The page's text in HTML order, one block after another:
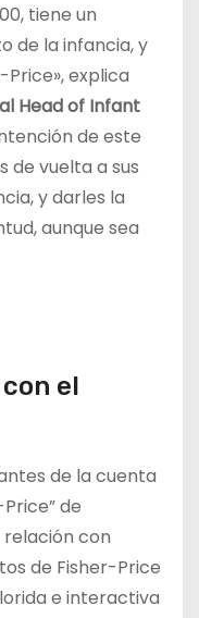
tiene un
de la infancia, y
explica
Head of Infant
de este
de vuelta a sus
y darles la
aunque sea
el
de la cuenta
de
con
de Fisher-Price
e interactiva